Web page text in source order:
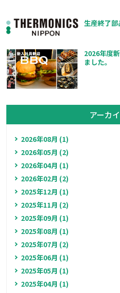
生産終了
2026年度
ました。
アーカ
2026年08月 (1)
2026年05月 (2)
2026年04月 (1)
2026年02月 (2)
2025年12月 (1)
2025年11月 (2)
2025年09月 (1)
2025年08月 (1)
2025年07月 (2)
2025年06月 (1)
2025年05月 (1)
2025年04月 (1)